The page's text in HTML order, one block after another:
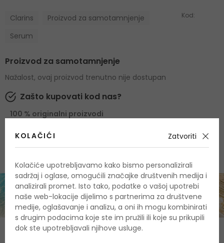
Clarins
Proizvod za samotamnjenje
Serum
Kod:
Proizvod za samotamnjenje
Nažalost, ovaj proizvod trenutno nije dostupan
Zašto kupovati kod nas?
100 % originalni proizvodi
Brza i pouzdana dostava
O proizvodu
KOLAČIĆI Zatvoriti
Kolačiće upotrebljavamo kako bismo personalizirali
sadržaj i oglase, omogućili značajke društvenih medija i
analizirali promet. Isto tako, podatke o vašoj upotrebi
naše web-lokacije dijelimo s partnerima za društvene
medije, oglašavanje i analizu, a oni ih mogu kombinirati
s drugim podacima koje ste im pružili ili koje su prikupili
dok ste upotrebljavali njihove usluge.